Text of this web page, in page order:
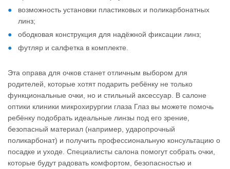
возможность установки пластиковых и поликарбонатных
линз;
ободковая конструкция для надёжной фиксации линз;
футляр и салфетка в комплекте.
Эта оправа для очков станет отличным выбором для
родителей, которые хотят подарить ребёнку не только
функциональные очки, но и стильный аксессуар. В салоне
оптики клиники микрохирургии глаза Глаз вы можете помочь
ребёнку подобрать идеальные линзы под его зрение,
безопасный материал (например, ударопрочный
поликарбонат) и получить профессиональную консультацию о
посадке и уходе. Специалисты салона помогут собрать очки,
которые будут радовать комфортом, безопасностью и